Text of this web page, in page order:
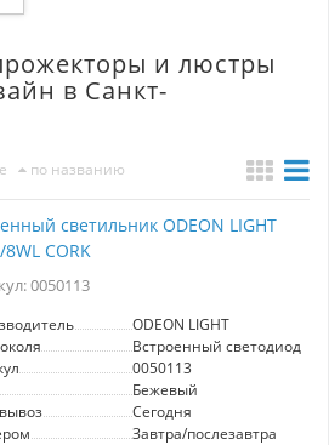
и люстры
в Санкт-
по названию
светильник ODEON LIGHT
CORK
0050113
ODEON LIGHT
Встроенный светодиод
0050113
Бежевый
Сегодня
Завтра/послезавтра